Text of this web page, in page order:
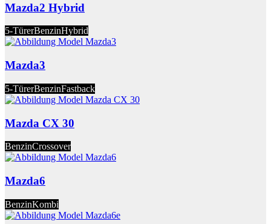
Mazda2 Hybrid
5-TürerBenzinHybrid
Mazda3
5-TürerBenzinFastback
Mazda CX 30
BenzinCrossover
Mazda6
BenzinKombi